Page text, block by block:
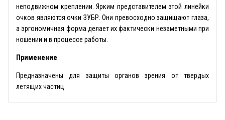
неподвижном креплении. Ярким представителем этой линейки
очков являются очки ЗУБР. Они превосходно защищают глаза,
а эргономичная форма делает их фактически незаметными при
ношении и в процессе работы.
Применение
Предназначены для защиты органов зрения от твердых
летящих частиц